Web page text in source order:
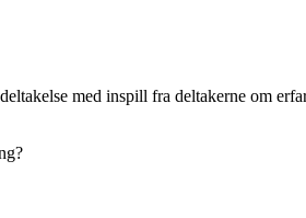
med inspill fra deltakerne om